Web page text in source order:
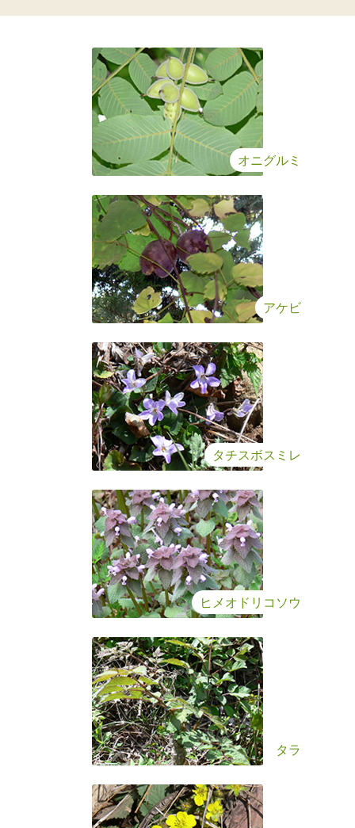
オニグルミ
アケビ
タチスボスミレ
ヒメオドリコソウ
タラ